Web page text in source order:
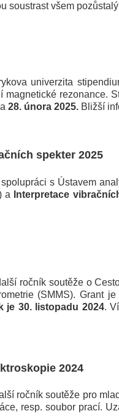
soustrast všem
univerzita
rezonance.
28. února 2025. Bližší
spekter 2025
s Ústavem
a Interpretace
ročník soutěže o
(SMMS). Grant
je 30. listopadu 2024.
2024
ročník soutěže pro
resp. soubor prací.